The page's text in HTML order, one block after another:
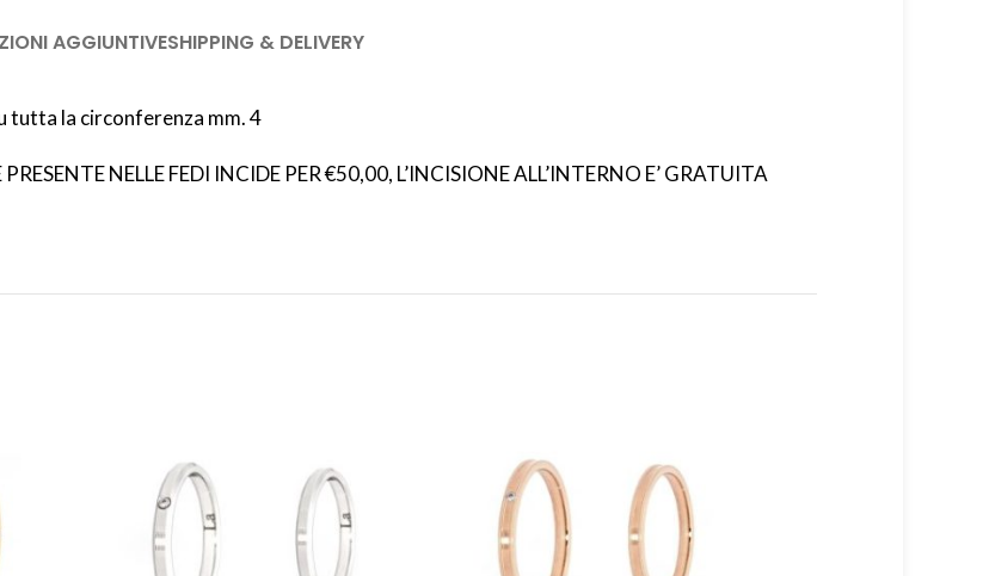
AGGIUNTIVESHIPPING & DELIVERY
tutta la circonferenza mm. 4
NELLE FEDI INCIDE PER €50,00, L’INCISIONE ALL’INTERNO E’ GRATUITA